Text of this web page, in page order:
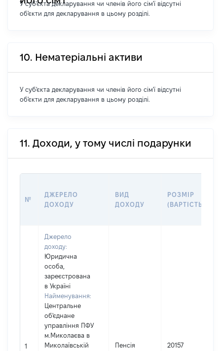
У суб'єкта декларування чи членів його сім'ї відсутні
об'єкти для декларування в цьому розділі.
10. Нематеріальні активи
У суб'єкта декларування чи членів його сім'ї відсутні
об'єкти для декларування в цьому розділі.
11. Доходи, у тому числі подарунки
№
ДЖЕРЕЛО
ДОХОДУ
ВИД
ДОХОДУ
РОЗМІР
(ВАРТІСТЬ)
1
Джерело
доходу:
Юридична
особа,
зареєстрована
в Україні
Найменування:
Центральне
об'єднане
управління ПФУ
м.Миколаєва в
Миколаївській
Пенсія 20157